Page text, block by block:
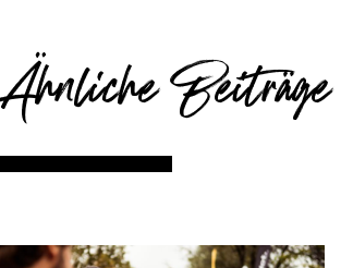
Ähnliche Beiträge